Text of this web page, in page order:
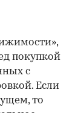
покупкой
с
Если
то